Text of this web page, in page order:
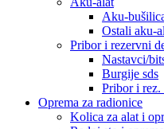
Aku-
Ostali aku-
Pribor i rezervni
Nastavci/
Burgije sds
Pribor i rez.
Oprema za radionice
Kolica za alat i